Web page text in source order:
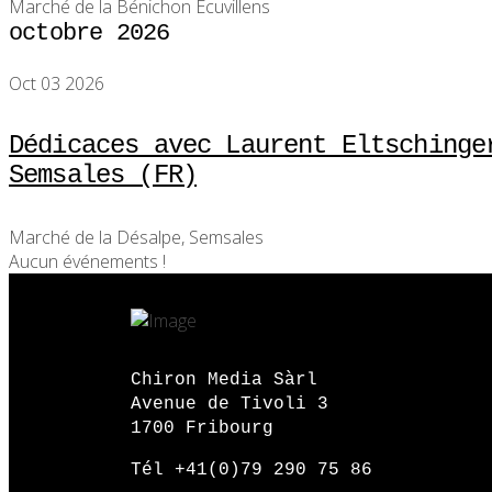
Marché de la Bénichon Ecuvillens
octobre 2026
Oct 03 2026
Dédicaces avec Laurent
Semsales (FR)
Marché de la Désalpe, Semsales
Aucun événements !
Chiron Media Sàrl
Avenue de Tivoli 3
1700 Fribourg
Tél +41(0)79 290 75 86